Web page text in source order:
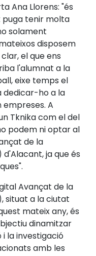
Ana Llorens: "és
tenir molta
solament
disposem
el que ens
l'alumnat a la
eixe temps el
dedicar-ho a la
A
Tknika com el del
podem ni optar al
de la
ja que és
Avançat de la
situat a la ciutat
mateix any, és
dinamitzar
la investigació
amb les